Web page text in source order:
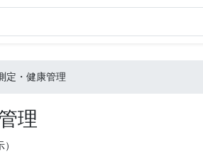
定・健康管理
理